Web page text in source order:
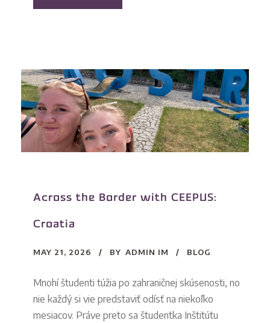
Across the Border with CEEPUS:
Croatia
MAY 21, 2026 BY ADMIN IM BLOG
Mnohí študenti túžia po zahraničnej skúsenosti, no
nie každý si vie predstaviť odísť na niekoľko
mesiacov. Práve preto sa študentka Inštitútu